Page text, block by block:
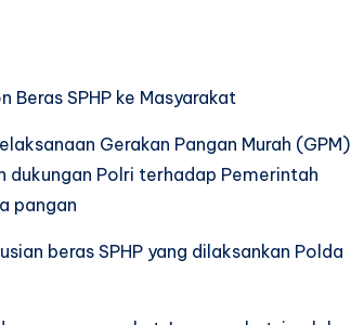
Beras SPHP ke Masyarakat
Gerakan Pangan Murah (GPM)
Polri terhadap Pemerintah
pangan
beras SPHP yang dilaksankan Polda